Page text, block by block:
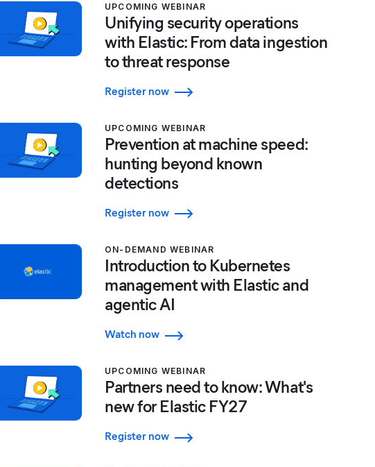
UPCOMING WEBINAR
Unifying security operations
with Elastic: From data ingestion
to threat response
Register now
UPCOMING WEBINAR
Prevention at machine speed:
hunting beyond known
detections
Register now
ON-DEMAND WEBINAR
Introduction to Kubernetes
management with Elastic and
agentic AI
Watch now
UPCOMING WEBINAR
Partners need to know: What's
new for Elastic FY27
Register now